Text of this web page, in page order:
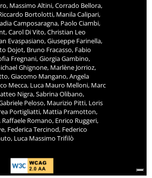
Massimo Altini, Corrado Bellora,
Bortolotti, Manila Calipari,
Camposaragna, Paolo Ciambi,
Carol Di Vito, Christian Leo
Evaspasiano, Giuseppe Farinella,
Dojot, Bruno Fracasso, Fabio
Fregnani, Giorgia Gambino,
Ghignone, Marlène Jorrioz,
Giacomo Mangano, Angela
Mecca, Luca Mauro Melloni, Marc
Nigra, Sabrina Olibano,
Peloso, Maurizio Pitti, Loris
Portigliatti, Mattia Pramotton,
Raffaele Romano, Enrico Ruggeri,
Federica Tercinod, Federico
Luca Massimo Trifilò